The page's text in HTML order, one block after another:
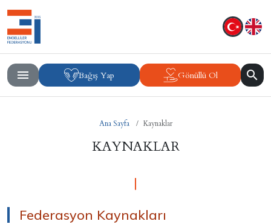
Bağış Yap Gönüllü Ol
Ana Sayfa Kaynaklar
KAYNAKLAR
Federasyon Kaynakları